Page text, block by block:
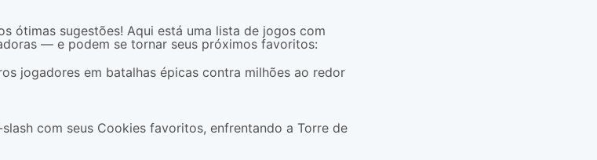
ótimas sugestões! Aqui está uma lista de jogos com
— e podem se tornar seus próximos favoritos:
jogadores em batalhas épicas contra milhões ao redor
com seus Cookies favoritos, enfrentando a Torre de